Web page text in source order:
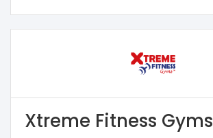
Xtreme Fitness Gyms